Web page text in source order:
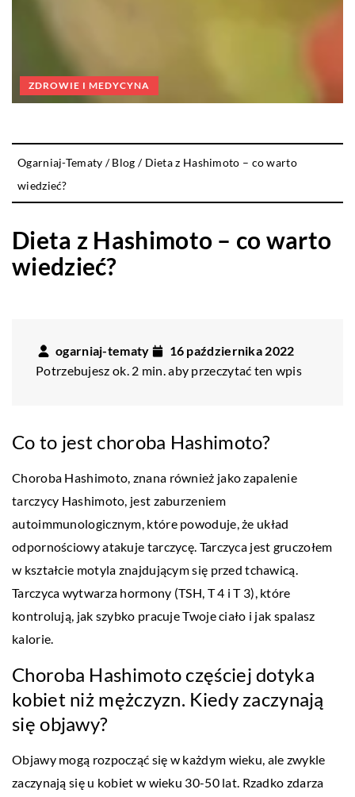
ZDROWIE I MEDYCYNA
Ogarniaj-Tematy /Blog / Dieta z Hashimoto – co warto
wiedzieć?
Dieta z Hashimoto – co warto
wiedzieć?
ogarniaj-tematy
16 października 2022
Potrzebujesz ok. 2 min. aby przeczytać ten wpis
Co to jest choroba Hashimoto?
Choroba Hashimoto, znana również jako zapalenie
tarczycy Hashimoto, jest zaburzeniem
autoimmunologicznym, które powoduje, że układ
odpornościowy atakuje tarczycę. Tarczyca jest gruczołem
w kształcie motyla znajdującym się przed tchawicą.
Tarczyca wytwarza hormony (TSH, T 4 i T 3), które
kontrolują, jak szybko pracuje Twoje ciało i jak spalasz
kalorie.
Choroba Hashimoto częściej dotyka
kobiet niż mężczyzn. Kiedy zaczynają
się objawy?
Objawy mogą rozpocząć się w każdym wieku, ale zwykle
zaczynają się u kobiet w wieku 30-50 lat. Rzadko zdarza